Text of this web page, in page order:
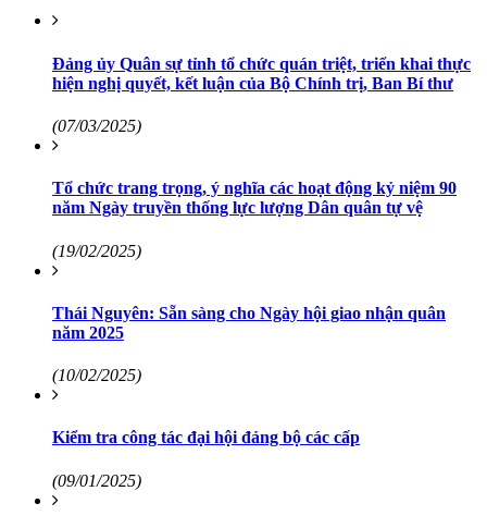
Đảng ủy Quân sự tỉnh tổ chức quán triệt, triển khai thực
hiện nghị quyết, kết luận của Bộ Chính trị, Ban Bí thư
(07/03/2025)
Tổ chức trang trọng, ý nghĩa các hoạt động kỷ niệm 90
năm Ngày truyền thống lực lượng Dân quân tự vệ
(19/02/2025)
Thái Nguyên: Sẵn sàng cho Ngày hội giao nhận quân
năm 2025
(10/02/2025)
Kiểm tra công tác đại hội đảng bộ các cấp
(09/01/2025)